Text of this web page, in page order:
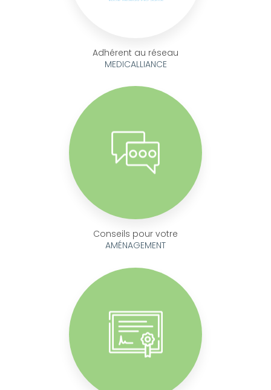
Adhérent au réseau
MEDICALLIANCE
Conseils pour votre
AMÉNAGEMENT